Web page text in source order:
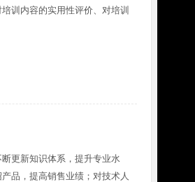
训内容的实用性评价、对培训
更新知识体系，提升专业水
品，提高销售业绩；对技术人